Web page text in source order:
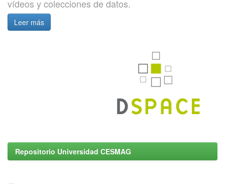
vídeos y colecciones de datos.
Leer más
Repositorio Universidad CESMAG